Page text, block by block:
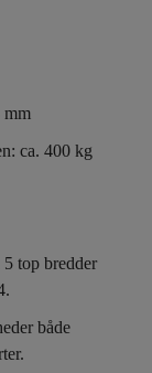
mm
ca. 400 kg
top bredder
både